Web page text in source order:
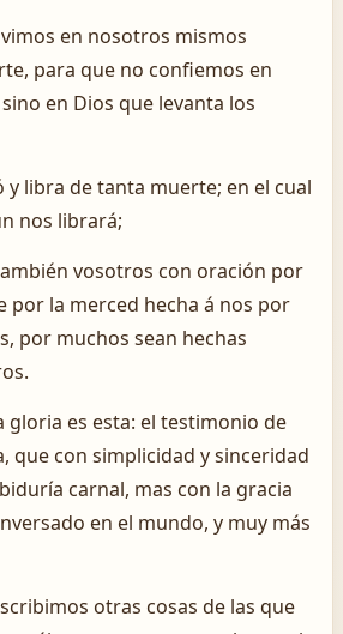
en nosotros mismos
para que no confiemos en
en Dios que levanta los
y libra de tanta muerte; en el cual
nos librará;
vosotros con oración por
por la merced hecha á nos por
por muchos sean hechas
gloria es esta: el testimonio de
que con simplicidad y sinceridad
carnal, mas con la gracia
en el mundo, y muy más
otras cosas de las que